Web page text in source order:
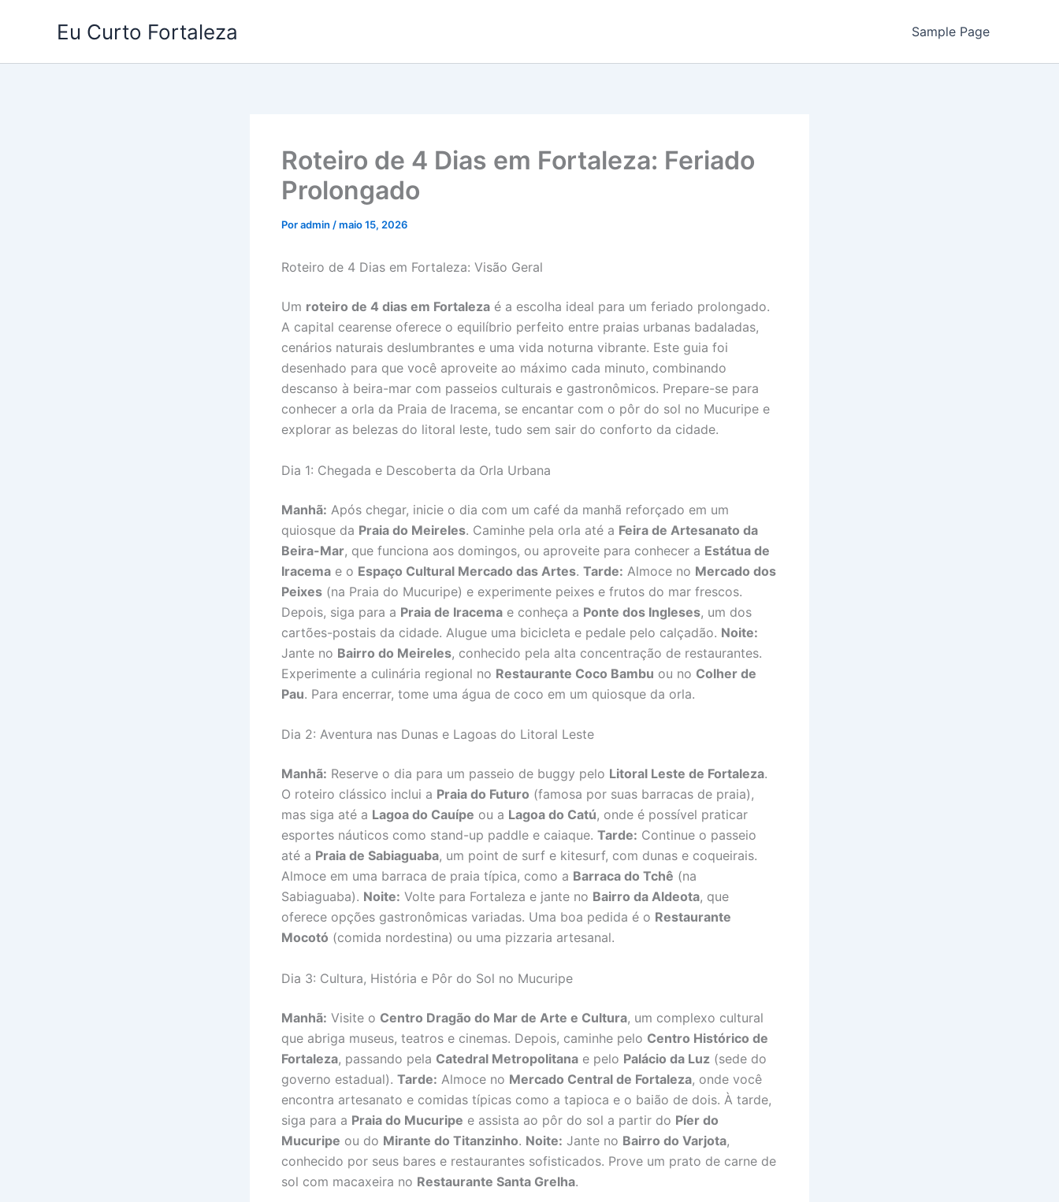
Eu Curto Fortaleza Sample Page
Roteiro de 4 Dias em Fortaleza: Feriado
Prolongado
Poradmin /maio 15, 2026
Roteiro de 4 Dias em Fortaleza: Visão Geral
Um roteiro de 4 dias em Fortaleza é a escolha ideal para um feriado prolongado.
A capital cearense oferece o equilíbrio perfeito entre praias urbanas badaladas,
cenários naturais deslumbrantes e uma vida noturna vibrante. Este guia foi
desenhado para que você aproveite ao máximo cada minuto, combinando
descanso à beira-mar com passeios culturais e gastronômicos. Prepare-se para
conhecer a orla da Praia de Iracema, se encantar com o pôr do sol no Mucuripe e
explorar as belezas do litoral leste, tudo sem sair do conforto da cidade.
Dia 1: Chegada e Descoberta da Orla Urbana
Manhã: Após chegar, inicie o dia com um café da manhã reforçado em um
quiosque da Praia do Meireles. Caminhe pela orla até a Feira de Artesanato da
Beira-Mar, que funciona aos domingos, ou aproveite para conhecer a Estátua de
Iracema e o Espaço Cultural Mercado das Artes. Tarde: Almoce no Mercado dos
Peixes (na Praia do Mucuripe) e experimente peixes e frutos do mar frescos.
Depois, siga para a Praia de Iracema e conheça a Ponte dos Ingleses, um dos
cartões-postais da cidade. Alugue uma bicicleta e pedale pelo calçadão. Noite:
Jante no Bairro do Meireles, conhecido pela alta concentração de restaurantes.
Experimente a culinária regional no Restaurante Coco Bambu ou no Colher de
Pau. Para encerrar, tome uma água de coco em um quiosque da orla.
Dia 2: Aventura nas Dunas e Lagoas do Litoral Leste
Manhã: Reserve o dia para um passeio de buggy pelo Litoral Leste de Fortaleza.
O roteiro clássico inclui a Praia do Futuro (famosa por suas barracas de praia),
mas siga até a Lagoa do Cauípe ou a Lagoa do Catú, onde é possível praticar
esportes náuticos como stand-up paddle e caiaque. Tarde: Continue o passeio
até a Praia de Sabiaguaba, um point de surf e kitesurf, com dunas e coqueirais.
Almoce em uma barraca de praia típica, como a Barraca do Tchê (na
Sabiaguaba). Noite: Volte para Fortaleza e jante no Bairro da Aldeota, que
oferece opções gastronômicas variadas. Uma boa pedida é o Restaurante
Mocotó (comida nordestina) ou uma pizzaria artesanal.
Dia 3: Cultura, História e Pôr do Sol no Mucuripe
Manhã: Visite o Centro Dragão do Mar de Arte e Cultura, um complexo cultural
que abriga museus, teatros e cinemas. Depois, caminhe pelo Centro Histórico de
Fortaleza, passando pela Catedral Metropolitana e pelo Palácio da Luz (sede do
governo estadual). Tarde: Almoce no Mercado Central de Fortaleza, onde você
encontra artesanato e comidas típicas como a tapioca e o baião de dois. À tarde,
siga para a Praia do Mucuripe e assista ao pôr do sol a partir do Píer do
Mucuripe ou do Mirante do Titanzinho. Noite: Jante no Bairro do Varjota,
conhecido por seus bares e restaurantes sofisticados. Prove um prato de carne de
sol com macaxeira no Restaurante Santa Grelha.